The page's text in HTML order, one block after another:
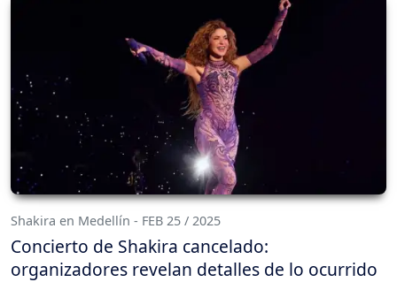
Shakira en Medellín - FEB 25 / 2025
Concierto de Shakira cancelado:
organizadores revelan detalles de lo ocurrido